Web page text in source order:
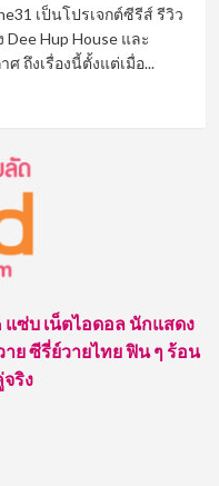
เป็นโปรเจกต์ซีรีส์ รีวิว
Hup House และ
ถึงเรื่องนี้ตั้งแต่เมื่อ...
ซ่บ เน็ตไอดอล นักแสดง
ย ซีรี่ย์วายไทย ฟิน ๆ ร้อน
ริง